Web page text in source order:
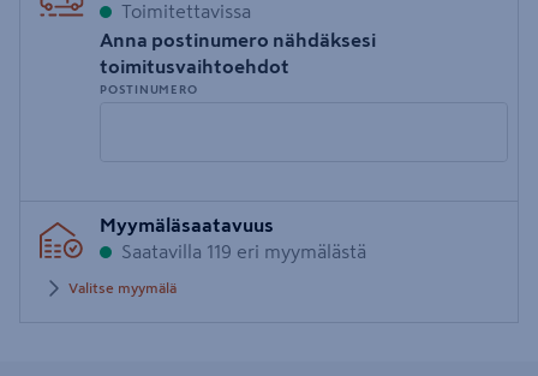
Toimitettavissa
Anna postinumero nähdäksesi
toimitusvaihtoehdot
POSTINUMERO
postinumero
Myymäläsaatavuus
Saatavilla 119 eri myymälästä
Valitse myymälä